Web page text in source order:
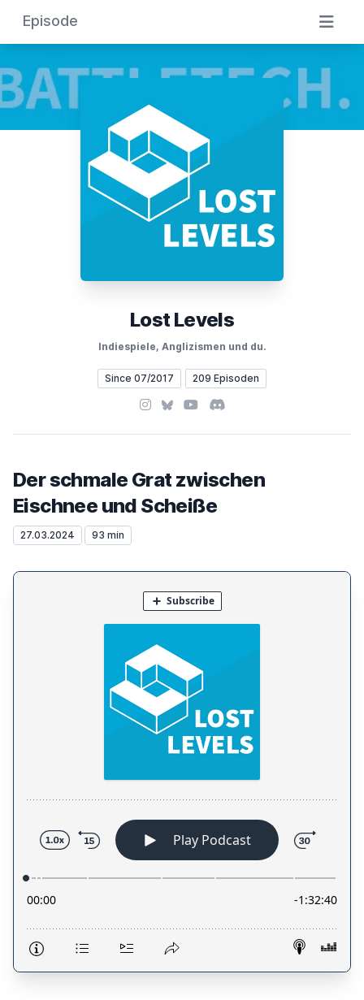
Episode
Lost Levels
Indiespiele, Anglizismen und du.
Since 07/2017 209 Episoden
Instagram
BlueskyYouTubeDiscord
Der schmale Grat zwischen
Eischnee und Scheiße
27.03.2024 93 min